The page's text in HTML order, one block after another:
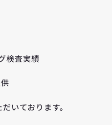
検査実績
いております。